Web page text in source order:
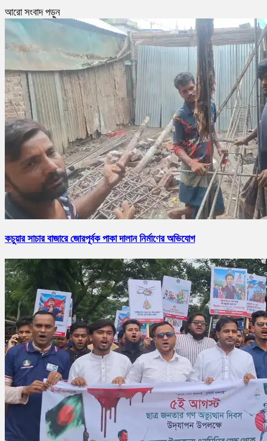
আরো সংবাদ পড়ুন
কচুয়ার সাচার বাজারে জোরপূর্বক পাকা দালান নির্মাণের অভিযোগ